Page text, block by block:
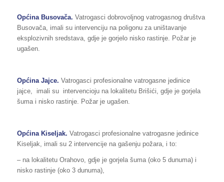
Općina Busovača. Vatrogasci dobrovoljnog vatrogasnog društva
Busovača, imali su intervenciju na poligonu za uništavanje
eksplozivnih sredstava, gdje je gorjelo nisko rastinje. Požar je
ugašen.
Općina Jajce. Vatrogasci profesionalne vatrogasne jedinice
jajce, imali su intervencioju na lokalitetu Brišići, gdje je gorjela
šuma i nisko rastinje. Požar je ugašen.
Općina Kiseljak. Vatrogasci profesionalne vatrogasne jedinice
Kiseljak, imali su 2 intervencije na gašenju požara, i to:
– na lokalitetu Orahovo, gdje je gorjela šuma (oko 5 dunuma) i
nisko rastinje (oko 3 dunuma),